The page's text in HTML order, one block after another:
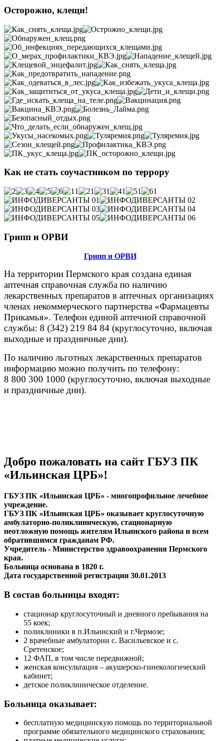
Осторожно, клещи!
Как не стать соучастником по террору
Грипп и ОРВИ
Грипп и ОРВИ
На территории Пермского края создана единая
аптечная справочная служба по наличию
лекарственных препаратов в аптечных организациях
членах некоммерческого партнерства «Фармацевты
Прикамья». Телефон единой аптечной справочной
службы: 8 (342) 219 84 84 (круглосуточно, включая
выходные и праздничные дни).
По наличию льготных лекарственных препаратов
информацию можно получить по телефону:
8 800 300 1000 (круглосуточно, включая выходные
и праздничные дни).
Добро пожаловать на сайт ГБУЗ ПК
«Ильинская ЦРБ»!
ГБУЗ ПК «Ильинская ЦРБ» - многопрофильное лечебное
учреждение.
ГБУЗ ПК «Ильинская ЦРБ» оказывает круглосуточную
амбулаторно-поликлиническую, стационарную
неотложную помощь жителям Ильинского района и всем
обратившимся гражданам РФ.
Учредитель - Министерство здравоохранения Пермского
края.
Больница основана в 1820 г.
Дата государственной регистрации 30.01.2013
В состав больницы входят:
стационар круглосуточный и дневного пребывания на
55 коек;
поликлиники в п.Ильинский и г.Чермозе;
2 врачебные амбулатории с. Васильевское и с.
Сретенское;
12 ФАП, в том числе передвижной;
женская консультация – акушерско-гинекологический
кабинет;
детское поликлиническое отделение.
Больница оказывает:
бесплатную медицинскую помощь по территориальной
программе обязательного медицинского страхования;